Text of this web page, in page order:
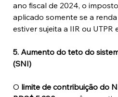
ano fiscal de 2024, o
aplicado somente se a
estiver sujeita a IIR ou UTPR
5. Aumento do teto do
(SNI)
O limite de contribuição do